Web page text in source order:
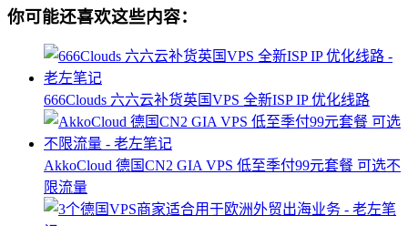
你可能还喜欢这些内容：
666Clouds 六六云补货英国VPS 全新ISP IP 优化线路
AkkoCloud 德国CN2 GIA VPS 低至季付99元套餐 可选不
限流量